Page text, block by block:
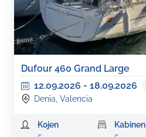
Dufour 460 Grand Large
12.09.2026 - 18.09.2026
Denia, Valencia
Kojen
Kabinen